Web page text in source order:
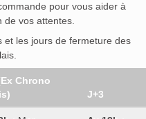
pour vous aider à
de vos attentes.
et les jours de fermeture des
Chrono
J+3